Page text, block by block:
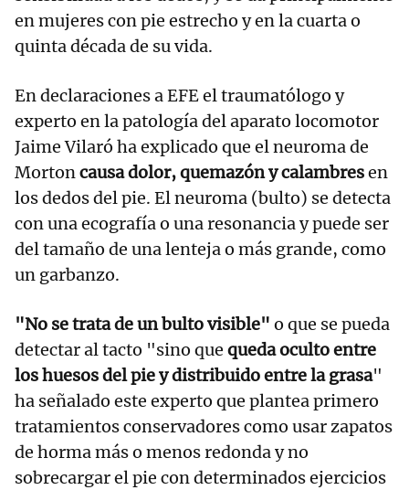
en mujeres con pie estrecho y en la cuarta o
quinta década de su vida.
En declaraciones a EFE el traumatólogo y
experto en la patología del aparato locomotor
Jaime Vilaró ha explicado que el neuroma de
Mortoncausa dolor, quemazón y calambresen
los dedos del pie. El neuroma (bulto) se detecta
con una ecografía o una resonancia y puede ser
del tamaño de una lenteja o más grande, como
un garbanzo.
"No se trata de un bulto visible" o que se pueda
detectar al tacto "sino que queda oculto entre
los huesos del pie y distribuido entre la grasa"
ha señalado este experto que plantea primero
tratamientos conservadores como usar zapatos
de horma más o menos redonda y no
sobrecargar el pie con determinados ejercicios